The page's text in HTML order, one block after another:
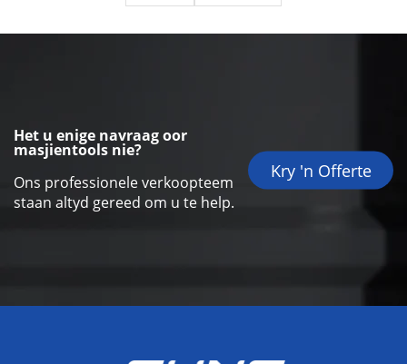
Het u enige navraag oor
masjientools nie?
Ons professionele verkoopteem
staan altyd gereed om u te help.
Kry 'n Offerte